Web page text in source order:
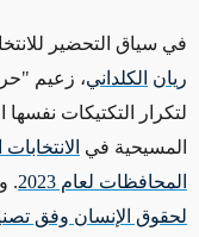
في سياق التحضير للانتخابات
ريان الكلداني، زعيم
لتكرار التكتيكات
المسيحية في الانتخابات
المحافظات لعام 2023
.
لحقوق الإنسان وفق